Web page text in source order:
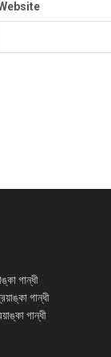
গান্ধী
গান্ধী
গান্ধী